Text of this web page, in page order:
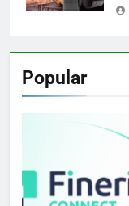
Popular